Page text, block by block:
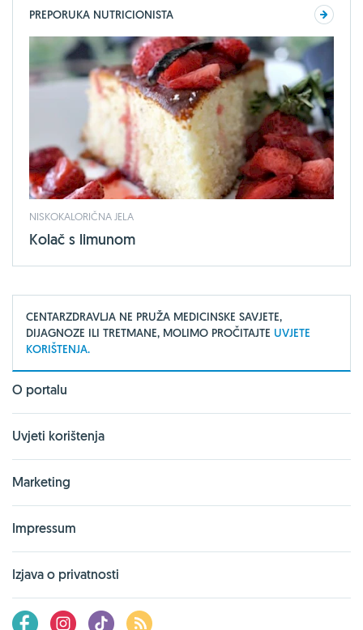
PREPORUKA NUTRICIONISTA
NISKOKALORIČNA JELA
Kolač s limunom
CENTARZDRAVLJA NE PRUŽA MEDICINSKE SAVJETE,
DIJAGNOZE ILI TRETMANE, MOLIMO PROČITAJTE UVJETE
KORIŠTENJA.
O portalu
Uvjeti korištenja
Marketing
Impressum
Izjava o privatnosti